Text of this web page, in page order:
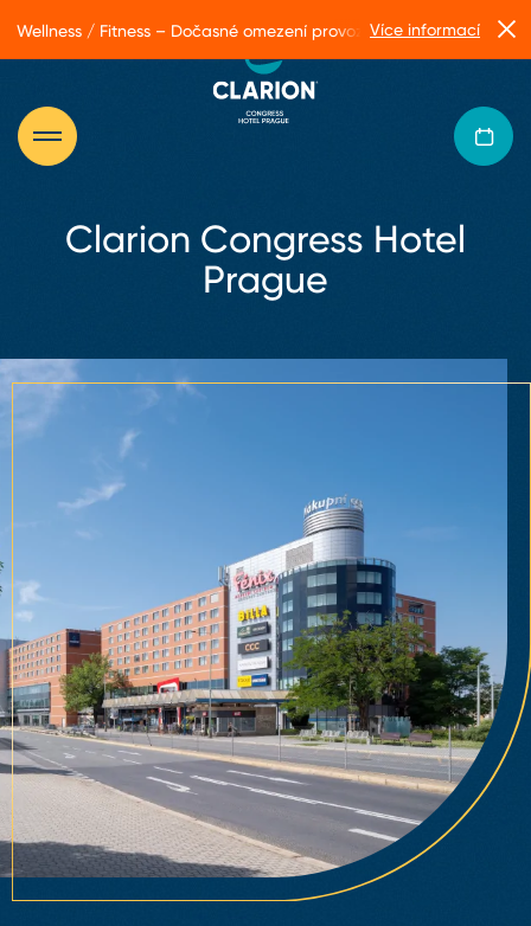
Clarion Congress Hotel
Prague
Wellness / Fitness – Dočasné omezení provozuVíce informací